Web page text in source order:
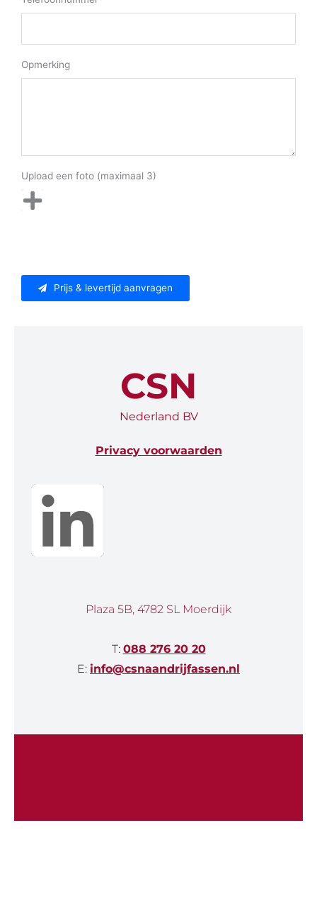
Opmerking
Upload een foto (maximaal 3)
Prijs & levertijd aanvragen
CSN
Nederland BV
Privacy voorwaarden
Plaza 5B, 4782 SL Moerdijk
T: 088 276 20 20
E: info@csnaandrijfassen.nl